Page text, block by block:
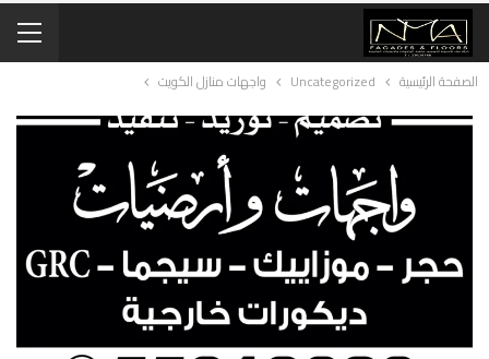
الصفحة الرئيسية Uncategorized واجهات منازل الكويت